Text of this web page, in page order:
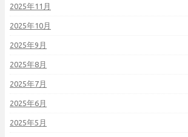
2025年11月
2025年10月
2025年9月
2025年8月
2025年7月
2025年6月
2025年5月